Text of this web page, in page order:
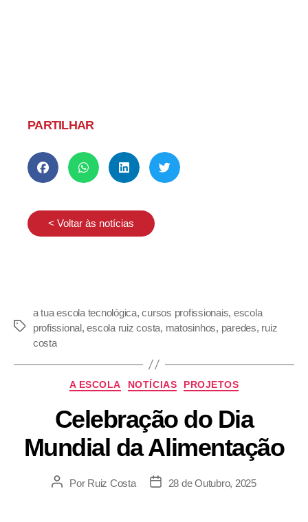
PARTILHAR
< Voltar às notícias
a tua escola tecnológica,cursos profissionais, escola
profissional,escola ruiz costa, matosinhos, paredes, ruiz
costa
A ESCOLA NOTÍCIAS PROJETOS
Celebração do Dia
Mundial da Alimentação
Por Ruiz Costa 28 de Outubro, 2025